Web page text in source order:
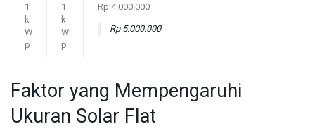
1
k
W
p
1
k
W
p
Rp 4.000.000
Rp 5.000.000
Faktor yang Mempengaruhi
Ukuran Solar Flat